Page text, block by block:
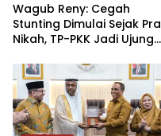
Wagub Reny: Cegah
Stunting Dimulai Sejak Pra
Nikah, TP-PKK Jadi Ujung